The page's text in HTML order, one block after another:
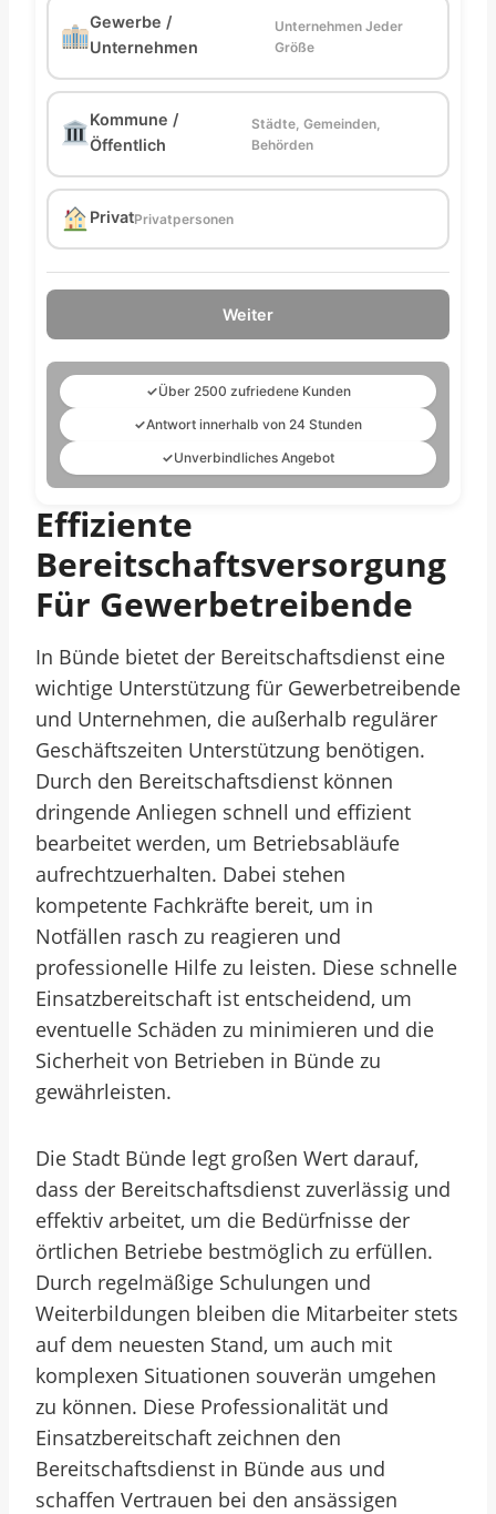
Gewerbe /
Unternehmen
Unternehmen Jeder
Größe
Kommune /
Öffentlich
Städte, Gemeinden,
Behörden
PrivatPrivatpersonen
Weiter
✓Über 2500 zufriedene Kunden
✓Antwort innerhalb von 24 Stunden
✓Unverbindliches Angebot
Effiziente
Bereitschaftsversorgung
Für Gewerbetreibende
In Bünde bietet der Bereitschaftsdienst eine
wichtige Unterstützung für Gewerbetreibende
und Unternehmen, die außerhalb regulärer
Geschäftszeiten Unterstützung benötigen.
Durch den Bereitschaftsdienst können
dringende Anliegen schnell und effizient
bearbeitet werden, um Betriebsabläufe
aufrechtzuerhalten. Dabei stehen
kompetente Fachkräfte bereit, um in
Notfällen rasch zu reagieren und
professionelle Hilfe zu leisten. Diese schnelle
Einsatzbereitschaft ist entscheidend, um
eventuelle Schäden zu minimieren und die
Sicherheit von Betrieben in Bünde zu
gewährleisten.
Die Stadt Bünde legt großen Wert darauf,
dass der Bereitschaftsdienst zuverlässig und
effektiv arbeitet, um die Bedürfnisse der
örtlichen Betriebe bestmöglich zu erfüllen.
Durch regelmäßige Schulungen und
Weiterbildungen bleiben die Mitarbeiter stets
auf dem neuesten Stand, um auch mit
komplexen Situationen souverän umgehen
zu können. Diese Professionalität und
Einsatzbereitschaft zeichnen den
Bereitschaftsdienst in Bünde aus und
schaffen Vertrauen bei den ansässigen